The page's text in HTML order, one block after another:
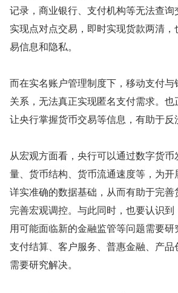
记录，商业银行、支付机构等无法查
实现点对点交易，即时实现货款两清
易信息和隐私。
而在实名账户管理制度下，移动支付
关系，无法真正实现匿名支付需求。也
让央行掌握货币交易等信息，有助于反
从宏观方面看，央行可以通过数字货
量、货币结构、货币流通速度等，为
详实准确的数据基础，从而有助于完善
完善宏观调控。与此同时，也要认识
用可能面临新的金融监管等问题需要
支付结算、客户服务、普惠金融、产
需要研究解决。